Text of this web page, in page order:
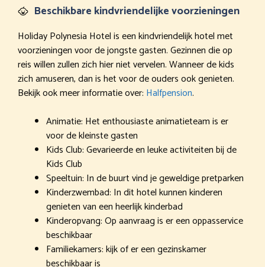
Beschikbare kindvriendelijke voorzieningen
Holiday Polynesia Hotel is een kindvriendelijk hotel met
voorzieningen voor de jongste gasten. Gezinnen die op
reis willen zullen zich hier niet vervelen. Wanneer de kids
zich amuseren, dan is het voor de ouders ook genieten.
Bekijk ook meer informatie over: Halfpension.
Animatie: Het enthousiaste animatieteam is er
voor de kleinste gasten
Kids Club: Gevarieerde en leuke activiteiten bij de
Kids Club
Speeltuin: In de buurt vind je geweldige pretparken
Kinderzwembad: In dit hotel kunnen kinderen
genieten van een heerlijk kinderbad
Kinderopvang: Op aanvraag is er een oppasservice
beschikbaar
Familiekamers: kijk of er een gezinskamer
beschikbaar is